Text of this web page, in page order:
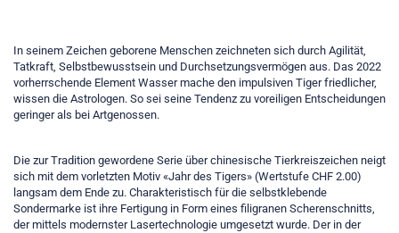
In seinem Zeichen geborene Menschen zeichneten sich durch Agilität,
Tatkraft, Selbstbewusstsein und Durchsetzungsvermögen aus. Das 2022
vorherrschende Element Wasser mache den impulsiven Tiger friedlicher,
wissen die Astrologen. So sei seine Tendenz zu voreiligen Entscheidungen
geringer als bei Artgenossen.
Die zur Tradition gewordene Serie über chinesische Tierkreiszeichen neigt
sich mit dem vorletzten Motiv «Jahr des Tigers» (Wertstufe CHF 2.00)
langsam dem Ende zu. Charakteristisch für die selbstklebende
Sondermarke ist ihre Fertigung in Form eines filigranen Scherenschnitts,
der mittels modernster Lasertechnologie umgesetzt wurde. Der in der